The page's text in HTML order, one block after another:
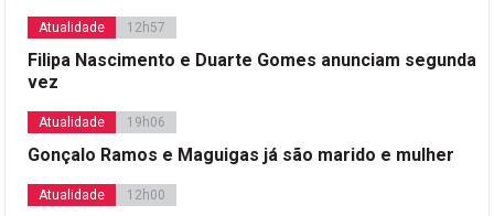
Atualidade 12h57
Filipa Nascimento e Duarte Gomes anunciam segunda
vez
Atualidade 19h06
Gonçalo Ramos e Maguigas já são marido e mulher
Atualidade 12h00